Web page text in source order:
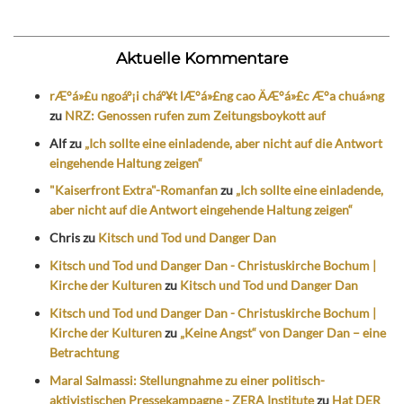
Aktuelle Kommentare
rÆ°á»£u ngoáº¡i cháº¥t lÆ°á»£ng cao ÄÆ°á»£c Æ°a chuá»ng
zu NRZ: Genossen rufen zum Zeitungsboykott auf
Alfzu „Ich sollte eine einladende, aber nicht auf die Antwort
eingehende Haltung zeigen“
"Kaiserfront Extra"-Romanfanzu „Ich sollte eine einladende,
aber nicht auf die Antwort eingehende Haltung zeigen“
Chriszu Kitsch und Tod und Danger Dan
Kitsch und Tod und Danger Dan - Christuskirche Bochum |
Kirche der Kulturenzu Kitsch und Tod und Danger Dan
Kitsch und Tod und Danger Dan - Christuskirche Bochum |
Kirche der Kulturenzu „Keine Angst“ von Danger Dan – eine
Betrachtung
Maral Salmassi: Stellungnahme zu einer politisch-
aktivistischen Pressekampagne - ZERA Institutezu Hat DER